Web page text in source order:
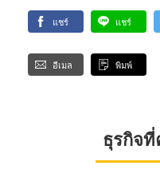
แชร์ แชร์
อีเมล พิมพ์
ธุรกิจ